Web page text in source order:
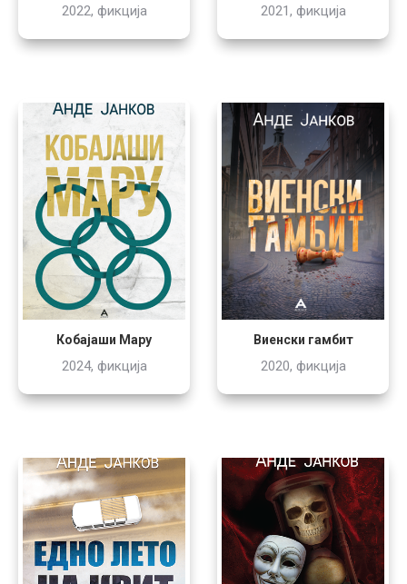
2022, фикција 2021, фикција
Кобајаши Мару
2024, фикција
Виенски гамбит
2020, фикција